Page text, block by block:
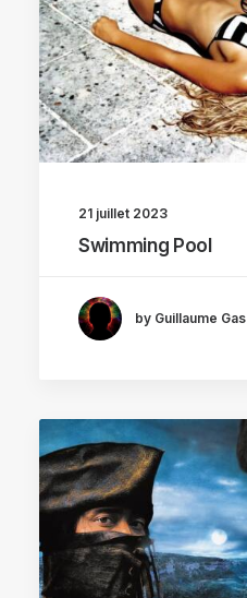
21 juillet 2023
Swimming Pool
by Guillaume Gas